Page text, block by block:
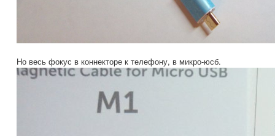
Но весь фокус в коннекторе к телефону, в микро-юсб.